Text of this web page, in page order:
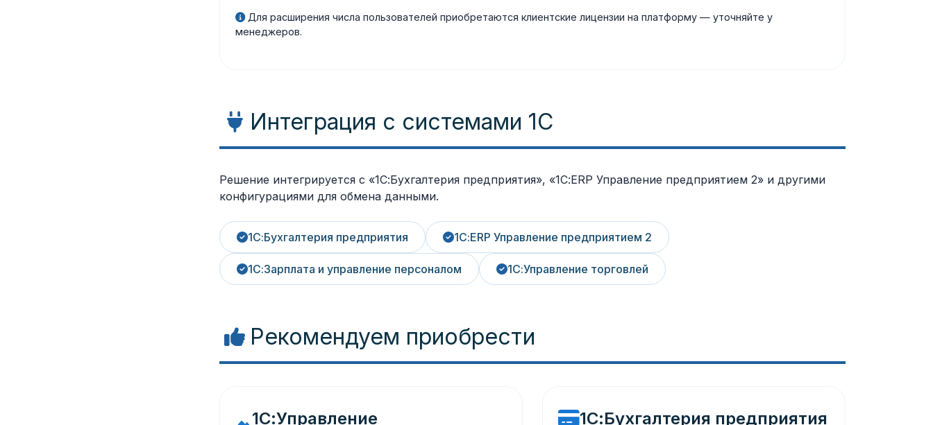
Для расширения числа пользователей приобретаются клиентские лицензии на платформу — уточняйте у
менеджеров.
Интеграция с системами 1С
Решение интегрируется с «1С:Бухгалтерия предприятия», «1С:ERP Управление предприятием 2» и другими
конфигурациями для обмена данными.
1С:Бухгалтерия предприятия 1С:ERP Управление предприятием 2
1С:Зарплата и управление персоналом 1С:Управление торговлей
Рекомендуем приобрести
1С:Управление 1С:Бухгалтерия предприятия